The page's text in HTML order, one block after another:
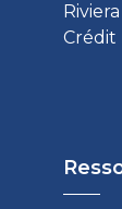
Crédit